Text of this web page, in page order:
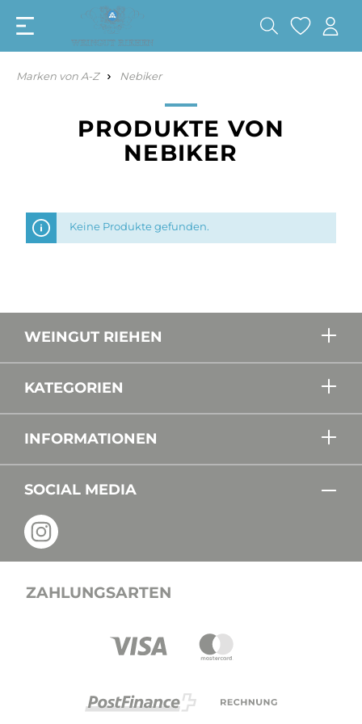
Marken von A-Z Nebiker
PRODUKTE VON
NEBIKER
Keine Produkte gefunden.
WEINGUT RIEHEN
KATEGORIEN
INFORMATIONEN
SOCIAL MEDIA
ZAHLUNGSARTEN